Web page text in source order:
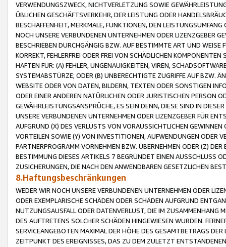
VERWENDUNGSZWECK, NICHTVERLETZUNG SOWIE
ÜBLICHEN GESCHÄFTSVERKEHR, DER LEISTUNG ODER
BESCHAFFENHEIT, MERKMALE, FUNKTIONEN, DEN
NOCH UNSERE VERBUNDENEN UNTERNEHMEN ODER LIZENZGEBER
BESCHRIEBEN DURCHGÄNGIG BZW. AUF BESTIMMTE ART UND
KORREKT, FEHLERFREI ODER FREI VON SCHÄDLICHEN
HAFTEN FÜR: (A) FEHLER, UNGENAUIGKEITEN, VIREN,
SYSTEMABSTÜRZE; ODER (B) UNBERECHTIGTE ZUGRIFFE AUF BZW.
WEBSITE ODER VON DATEN, BILDERN, TEXTEN ODER SONSTIGEN
ODER EINER ANDEREN NATÜRLICHEN ODER JURISTISCHEN PERSON
GEWÄHRLEISTUNGSANSPRÜCHE, ES SEIN DENN, DIESE SIND IN
UNSERE VERBUNDENEN UNTERNEHMEN ODER LIZENZGEBER FÜR
AUFGRUND (X) DES VERLUSTS VON VORAUSSICHTLICHEN
VORTEILEN SOWIE (Y) VON INVESTITIONEN, AUFWENDUNGEN ODER
PARTNERPROGRAMM VORNEHMEN BZW. ÜBERNEHMEN ODER (Z)
BESTIMMUNG DIESES ARTIKELS 7 BEGRÜNDET EINEN AUSSCHLUSS
ZUSICHERUNGEN, DIE NACH DEN ANWENDBAREN GESETZLICHEN
8.Haftungsbeschränkungen
WEDER WIR NOCH UNSERE VERBUNDENEN UNTERNEHMEN ODER
ODER EXEMPLARISCHE SCHÄDEN ODER SCHÄDEN AUFGRUND
NUTZUNGSAUSFALL ODER DATENVERLUST, DIE IM ZUSAMMENHANG
DES AUFTRETENS SOLCHER SCHÄDEN HINGEWIESEN WURDEN.
SERVICEANGEBOTEN MAXIMAL DER HÖHE DES GESAMTBETRAGS
ZEITPUNKT DES EREIGNISSES, DAS ZU DEM ZULETZT